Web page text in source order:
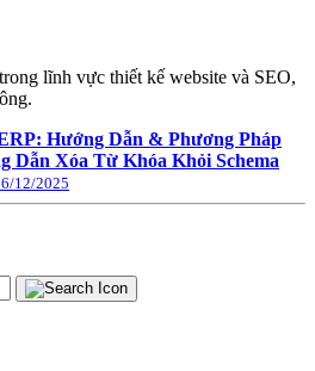
lĩnh vực thiết kế website và SEO,
Hướng Dẫn & Phương Pháp
Dẫn Xóa Từ Khóa Khỏi Schema
12/2025